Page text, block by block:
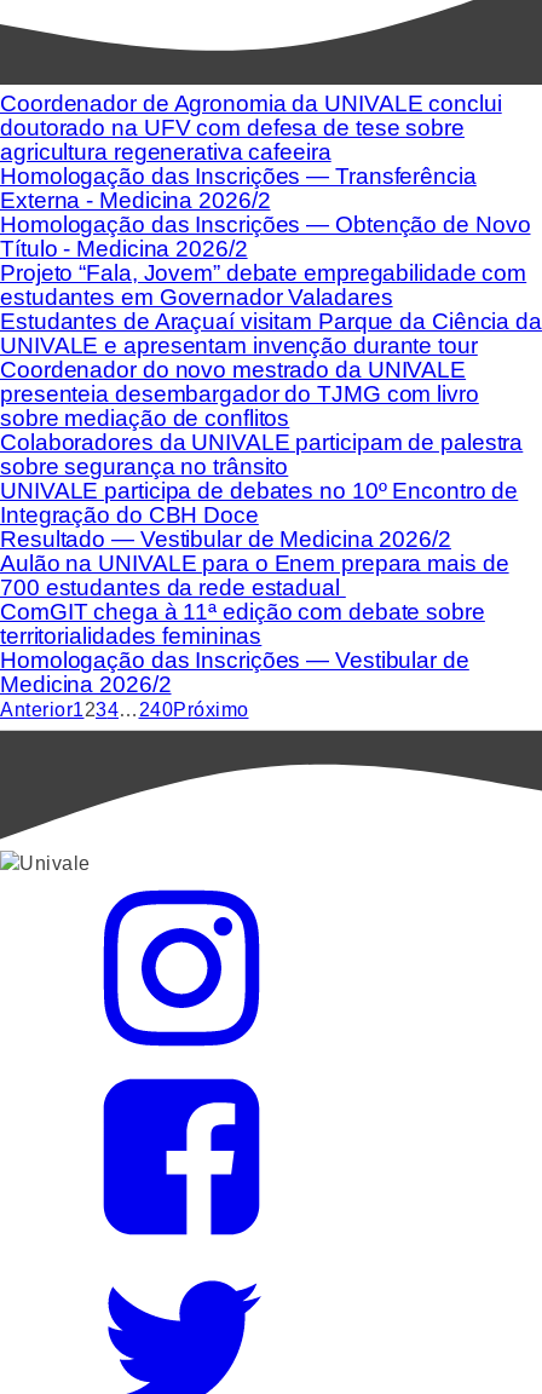
Coordenador de Agronomia da UNIVALE conclui
doutorado na UFV com defesa de tese sobre
agricultura regenerativa cafeeira
Homologação das Inscrições — Transferência
Externa - Medicina 2026/2
Homologação das Inscrições — Obtenção de Novo
Título - Medicina 2026/2
Projeto “Fala, Jovem” debate empregabilidade com
estudantes em Governador Valadares
Estudantes de Araçuaí visitam Parque da Ciência da
UNIVALE e apresentam invenção durante tour
Coordenador do novo mestrado da UNIVALE
presenteia desembargador do TJMG com livro
sobre mediação de conflitos
Colaboradores da UNIVALE participam de palestra
sobre segurança no trânsito
UNIVALE participa de debates no 10º Encontro de
Integração do CBH Doce
Resultado — Vestibular de Medicina 2026/2
Aulão na UNIVALE para o Enem prepara mais de
700 estudantes da rede estadual
ComGIT chega à 11ª edição com debate sobre
territorialidades femininas
Homologação das Inscrições — Vestibular de
Medicina 2026/2
Anterior1234… 240Próximo